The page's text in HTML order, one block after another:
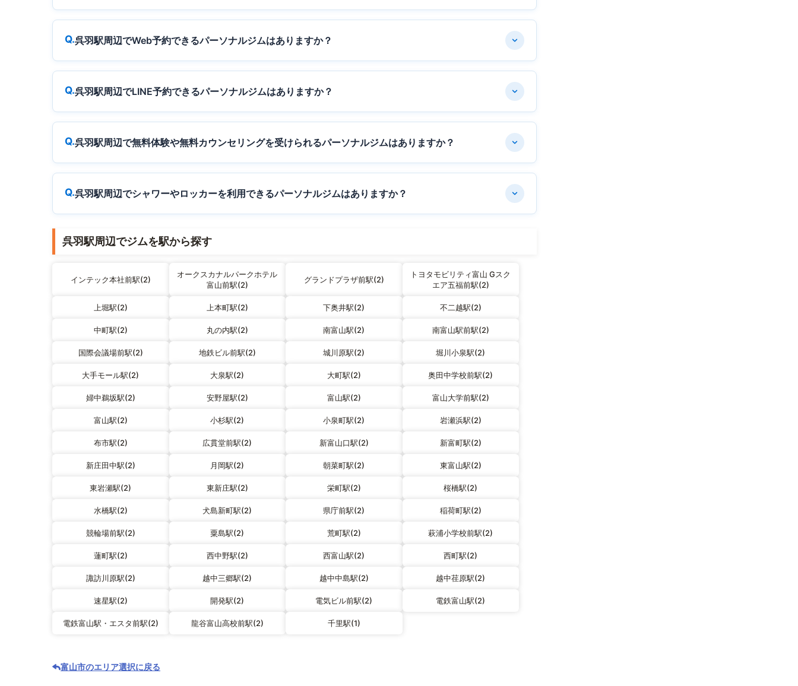
呉羽駅周辺でWeb予約できるパーソナルジムはありますか？
呉羽駅周辺でLINE予約できるパーソナルジムはありますか？
呉羽駅周辺で無料体験や無料カウンセリングを受けられるパーソナルジムはありますか？
呉羽駅周辺でシャワーやロッカーを利用できるパーソナルジムはありますか？
呉羽駅周辺でジムを駅から探す
インテック本社前駅(2)
オークスカナルパークホテル
富山前駅(2)
グランドプラザ前駅(2)
トヨタモビリティ富山 Gスク
エア五福前駅(2)
上堀駅(2) 上本町駅(2) 下奥井駅(2) 不二越駅(2)
中町駅(2) 丸の内駅(2) 南富山駅(2) 南富山駅前駅(2)
国際会議場前駅(2) 地鉄ビル前駅(2) 城川原駅(2) 堀川小泉駅(2)
大手モール駅(2) 大泉駅(2) 大町駅(2) 奥田中学校前駅(2)
婦中鵜坂駅(2) 安野屋駅(2) 富山駅(2) 富山大学前駅(2)
富山駅(2) 小杉駅(2) 小泉町駅(2) 岩瀬浜駅(2)
布市駅(2) 広貫堂前駅(2) 新富山口駅(2) 新富町駅(2)
新庄田中駅(2) 月岡駅(2) 朝菜町駅(2) 東富山駅(2)
東岩瀬駅(2) 東新庄駅(2) 栄町駅(2) 桜橋駅(2)
水橋駅(2) 犬島新町駅(2) 県庁前駅(2) 稲荷町駅(2)
競輪場前駅(2) 粟島駅(2) 荒町駅(2) 萩浦小学校前駅(2)
蓮町駅(2) 西中野駅(2) 西富山駅(2) 西町駅(2)
諏訪川原駅(2) 越中三郷駅(2) 越中中島駅(2) 越中荏原駅(2)
速星駅(2) 開発駅(2) 電気ビル前駅(2) 電鉄富山駅(2)
電鉄富山駅・エスタ前駅(2) 龍谷富山高校前駅(2) 千里駅(1)
富山市のエリア選択に戻る